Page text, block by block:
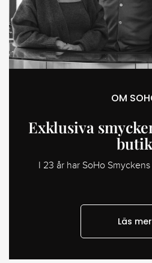
OM
Exklusiva
butik
I 23 år har SoHo
Läs mer